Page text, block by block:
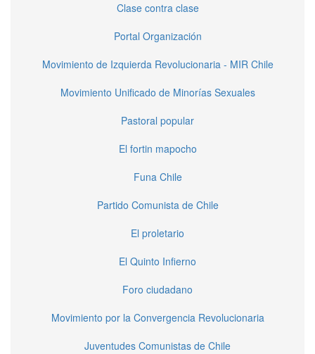
Clase contra clase
Portal Organización
Movimiento de Izquierda Revolucionaria - MIR Chile
Movimiento Unificado de Minorías Sexuales
Pastoral popular
El fortin mapocho
Funa Chile
Partido Comunista de Chile
El proletario
El Quinto Infierno
Foro ciudadano
Movimiento por la Convergencia Revolucionaria
Juventudes Comunistas de Chile